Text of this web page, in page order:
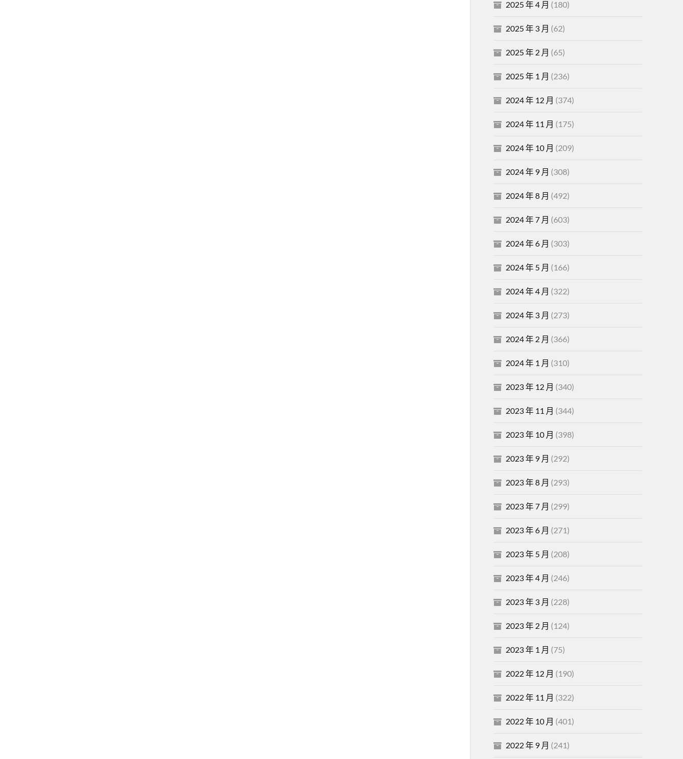
2025 年 4 月 (180)
2025 年 3 月 (62)
2025 年 2 月 (65)
2025 年 1 月 (236)
2024 年 12 月 (374)
2024 年 11 月 (175)
2024 年 10 月 (209)
2024 年 9 月 (308)
2024 年 8 月 (492)
2024 年 7 月 (603)
2024 年 6 月 (303)
2024 年 5 月 (166)
2024 年 4 月 (322)
2024 年 3 月 (273)
2024 年 2 月 (366)
2024 年 1 月 (310)
2023 年 12 月 (340)
2023 年 11 月 (344)
2023 年 10 月 (398)
2023 年 9 月 (292)
2023 年 8 月 (293)
2023 年 7 月 (299)
2023 年 6 月 (271)
2023 年 5 月 (208)
2023 年 4 月 (246)
2023 年 3 月 (228)
2023 年 2 月 (124)
2023 年 1 月 (75)
2022 年 12 月 (190)
2022 年 11 月 (322)
2022 年 10 月 (401)
2022 年 9 月 (241)